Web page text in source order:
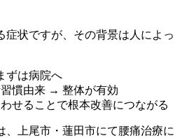
症状ですが、その背景は人によっ
ずは病院へ
慣由来 → 整体が有効
せることで根本改善につながる
、上尾市・蓮田市にて腰痛治療に